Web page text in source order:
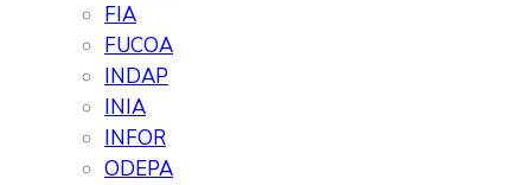
FIA
FUCOA
INDAP
INIA
INFOR
ODEPA